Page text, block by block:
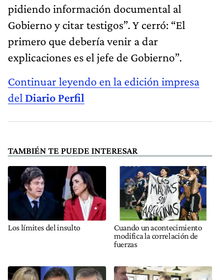
pidiendo información documental al
Gobierno y citar testigos”. Y cerró: “El
primero que debería venir a dar
explicaciones es el jefe de Gobierno”.
Continuar leyendo en la edición impresa
del Diario Perfil
TAMBIÉN TE PUEDE INTERESAR
Los límites del insulto
Cuando un acontecimiento
modifica la correlación de
fuerzas